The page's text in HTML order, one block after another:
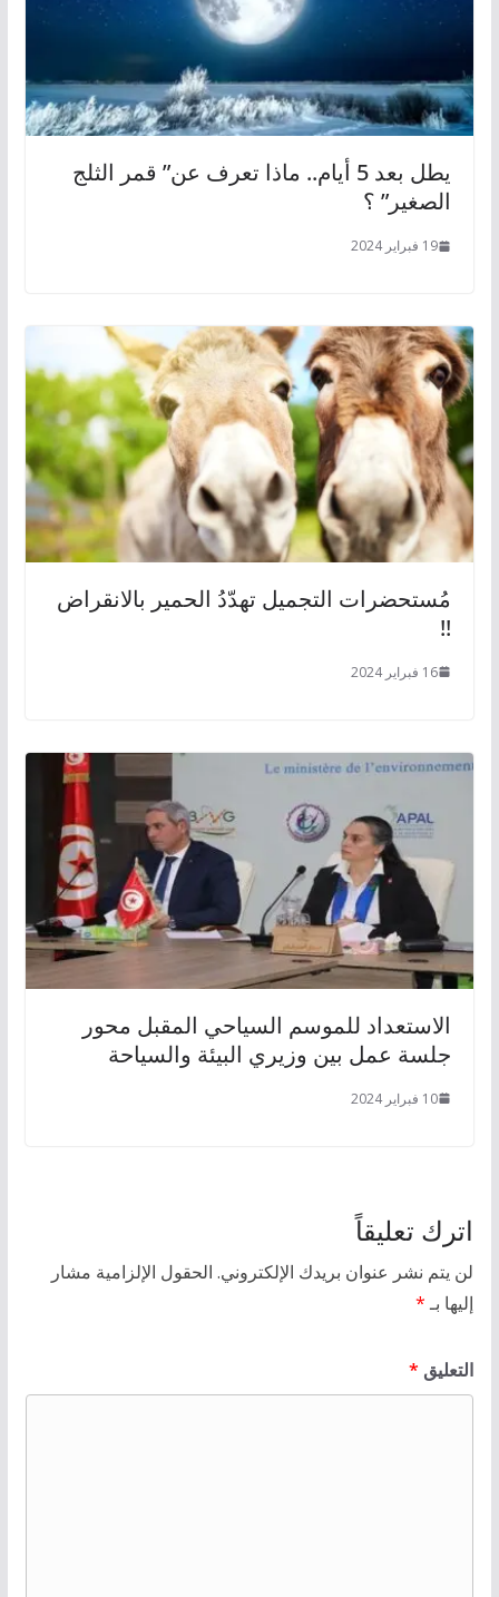
يطل بعد 5 أيام.. ماذا تعرف عن” قمر الثلج
الصغير” ؟
19 فبراير 2024
مُستحضرات التجميل تهدّدُ الحمير بالانقراض
!!
16 فبراير 2024
الاستعداد للموسم السياحي المقبل محور
جلسة عمل بين وزيري البيئة والسياحة
10 فبراير 2024
اترك تعليقاً
لن يتم نشر عنوان بريدك الإلكتروني. الحقول الإلزامية مشار
إليها بـ*
التعليق *